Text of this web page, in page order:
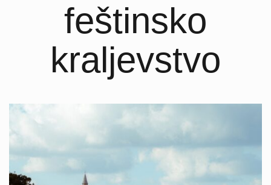
feštinsko
kraljevstvo